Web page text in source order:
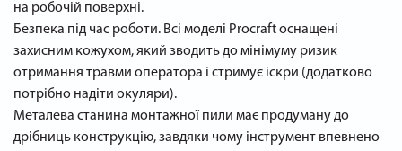
на робочій поверхні.
Безпека під час роботи. Всі моделі Procraft оснащені
захисним кожухом, який зводить до мінімуму ризик
отримання травми оператора і стримує іскри (додатково
потрібно надіти окуляри).
Металева станина монтажної пили має продуману до
дрібниць конструкцію, завдяки чому інструмент впевнено